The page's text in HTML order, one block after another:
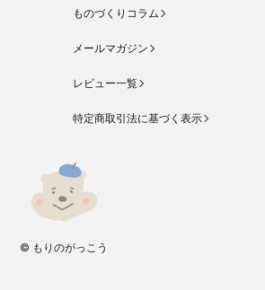
ものづくりコラム
メールマガジン
レビュー一覧
特定商取引法に基づく表示
© もりのがっこう